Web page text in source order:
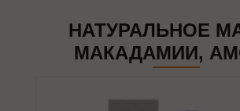
НАТУРАЛЬНОЕ
МАКАДАМИИ,